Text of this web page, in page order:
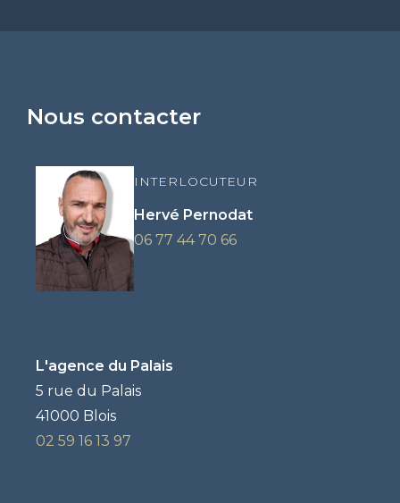
Nous contacter
INTERLOCUTEUR
Hervé Pernodat
06 77 44 70 66
L'agence du Palais
5 rue du Palais
41000 Blois
02 59 16 13 97